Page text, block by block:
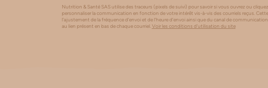
Nutrition & Santé SAS utilise des traceurs (pixels de suivi) pour savoir si vous ouvrez ou
personnaliser la communication en fonction de votre intérêt vis-à-vis des courriels reçus.
l'ajustement de la fréquence d’envoi et de l’heure d’envoi ainsi que du canal de
au lien présent en bas de chaque courriel.Voir les conditions d'utilisation du site